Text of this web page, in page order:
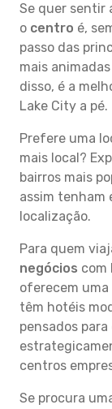
Se quer sentir
o centro é,
passo das
mais
disso, é a
Lake City a pé.
Prefere uma
mais local?
bairros mais
assim tenham
localização.
Para quem
negócios com
oferecem
têm hotéis
pensados
centros
Se procura